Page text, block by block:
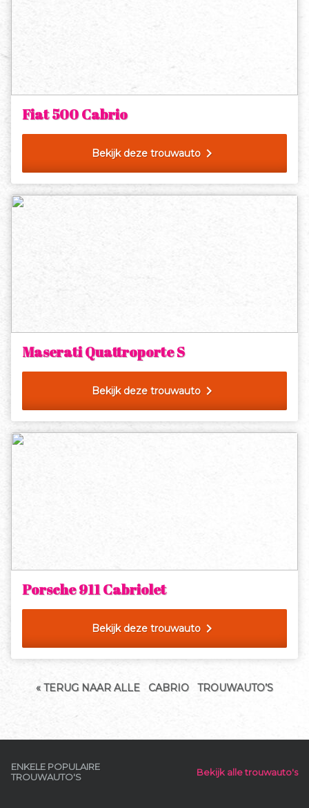
Fiat 500 Cabrio
Bekijk deze trouwauto chevron_right
Maserati Quattroporte S
Bekijk deze trouwauto chevron_right
Porsche 911 Cabriolet
Bekijk deze trouwauto chevron_right
« TERUG NAAR ALLE CABRIO TROUWAUTO’S
ENKELE POPULAIRE
TROUWAUTO'S
Bekijk alle trouwauto's